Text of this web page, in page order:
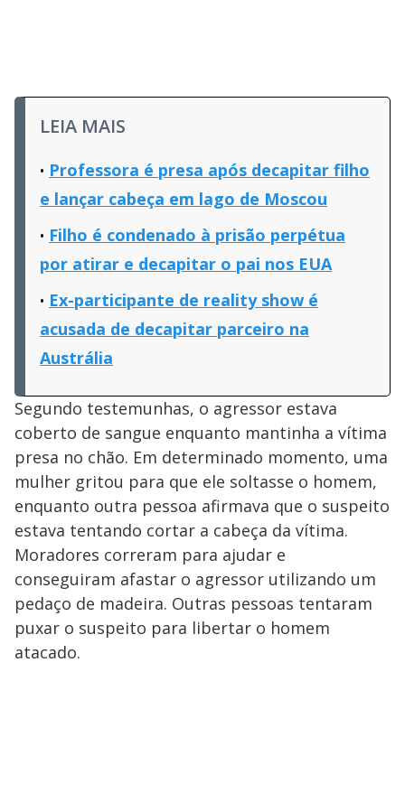
LEIA MAIS
Professora é presa após decapitar filho
e lançar cabeça em lago de Moscou
Filho é condenado à prisão perpétua
por atirar e decapitar o pai nos EUA
Ex-participante de reality show é
acusada de decapitar parceiro na
Austrália
Segundo testemunhas, o agressor estava
coberto de sangue enquanto mantinha a vítima
presa no chão. Em determinado momento, uma
mulher gritou para que ele soltasse o homem,
enquanto outra pessoa afirmava que o suspeito
estava tentando cortar a cabeça da vítima.
Moradores correram para ajudar e
conseguiram afastar o agressor utilizando um
pedaço de madeira. Outras pessoas tentaram
puxar o suspeito para libertar o homem
atacado.